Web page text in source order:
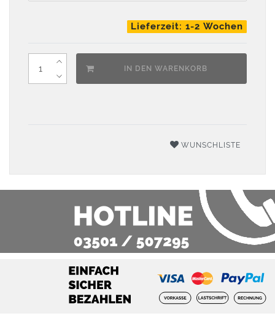
Lieferzeit: 1-2 Wochen
IN DEN WARENKORB
WUNSCHLISTE